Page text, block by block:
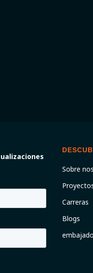
Sobre
Carreras
Blogs